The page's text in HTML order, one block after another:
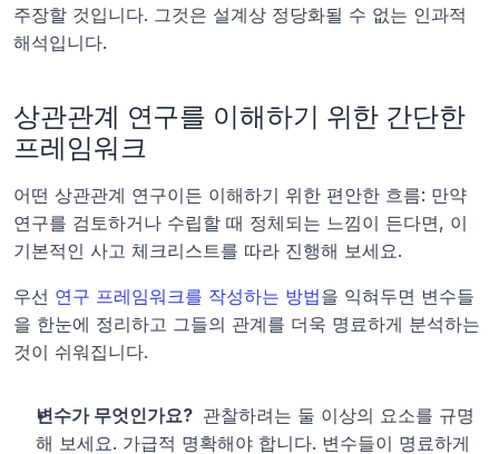
주장할 것입니다. 그것은 설계상 정당화될 수 없는 인과적
해석입니다.
상관관계 연구를 이해하기 위한 간단한
프레임워크
어떤 상관관계 연구이든 이해하기 위한 편안한 흐름: 만약
연구를 검토하거나 수립할 때 정체되는 느낌이 든다면, 이
기본적인 사고 체크리스트를 따라 진행해 보세요.
우선 연구 프레임워크를 작성하는 방법을 익혀두면 변수들
을 한눈에 정리하고 그들의 관계를 더욱 명료하게 분석하는
것이 쉬워집니다.
변수가 무엇인가요? 관찰하려는 둘 이상의 요소를 규명
해 보세요. 가급적 명확해야 합니다. 변수들이 명료하게